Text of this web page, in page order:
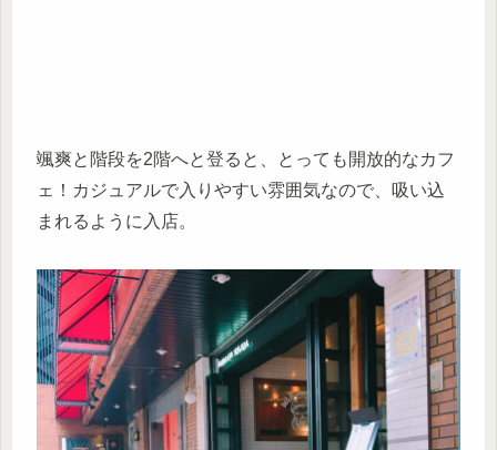
颯爽と階段を2階へと登ると、とっても開放的なカフ
ェ！カジュアルで入りやすい雰囲気なので、吸い込
まれるように入店。